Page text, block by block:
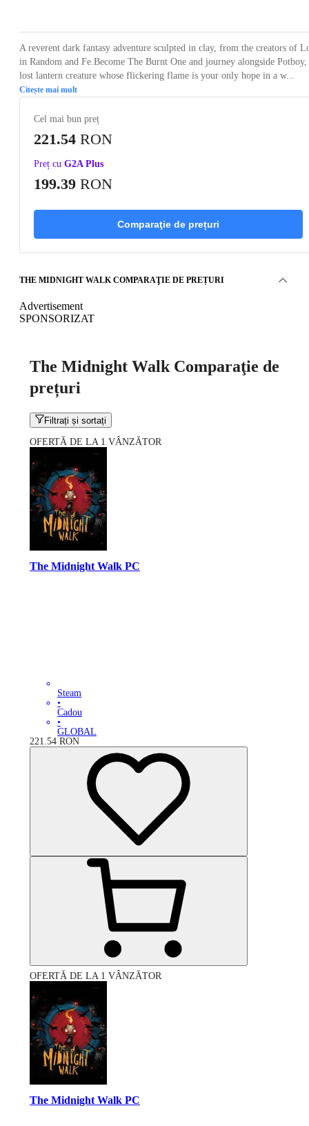
A reverent dark fantasy adventure sculpted in clay, from the creators of
in Random and Fe.Become The Burnt One and journey alongside Potboy,
lost lantern creature whose flickering flame is your only hope in a w...
Citește mai mult
Cel mai bun preț
221.54 RON
Preț cu G2A Plus
199.39 RON
Comparaţie de prețuri
THE MIDNIGHT WALK COMPARAŢIE DE PREȚURI
Advertisement
SPONSORIZAT
The Midnight Walk Comparaţie de
prețuri
Filtrați și sortați
OFERTĂ DE LA 1 VÂNZĂTOR
The Midnight Walk PC
Steam
•
Cadou
•
GLOBAL
221.54 RON
OFERTĂ DE LA 1 VÂNZĂTOR
The Midnight Walk PC